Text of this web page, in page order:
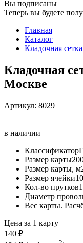
Вы подписаны
Теперь вы будете
Главная
Каталог
Кладочная
Кладочная
Москве
Артикул: 8029
в наличии
Классификатор
Размер карты
Размер карты,
Размер ячейки
Кол-во прутков
Диаметр
Вес карты.
Цена за 1 карту
140 ₽